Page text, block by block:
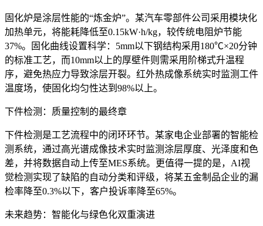
固化炉是涂层性能的“炼金炉”。某汽车零部件公司采用模块化
加热单元，将能耗降低至0.15kW·h/kg，较传统电阻炉节能
37%。固化曲线设置科学：5mm以下钢结构采用180℃×20分钟
的标准工艺，而10mm以上的厚壁件则需采用阶梯式升温程
序，避免热应力导致涂层开裂。红外热成像系统实时监测工件
温度场，使固化均匀性达到98%以上。
下件检测：质量控制的最终章
下件检测是工艺流程中的闭环环节。某家电企业部署的智能检
测系统，通过高光谱成像技术实时监测涂层厚度、光泽度和色
差，并将数据自动上传至MES系统。更值得一提的是，AI视
觉检测实现了缺陷的自动分类和评级，将某五金制品企业的漏
检率降至0.3%以下，客户投诉率降至65%。
未来趋势：智能化与绿色化双重演进